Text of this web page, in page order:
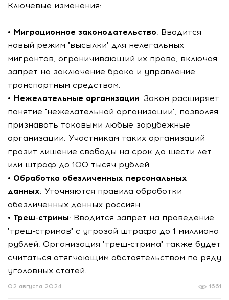
Ключевые изменения:
• Миграционное законодательство: Вводится
новый режим "высылки" для нелегальных
мигрантов, ограничивающий их права, включая
запрет на заключение брака и управление
транспортным средством.
• Нежелательные организации: Закон расширяет
понятие "нежелательной организации", позволяя
признавать таковыми любые зарубежные
организации. Участникам таких организаций
грозит лишение свободы на срок до шести лет
или штраф до 100 тысяч рублей.
• Обработка обезличенных персональных
данных: Уточняются правила обработки
обезличенных данных россиян.
• Треш-стримы: Вводится запрет на проведение
"треш-стримов" с угрозой штрафа до 1 миллиона
рублей. Организация "треш-стрима" также будет
считаться отягчающим обстоятельством по ряду
уголовных статей.
1661
02 августа 2024